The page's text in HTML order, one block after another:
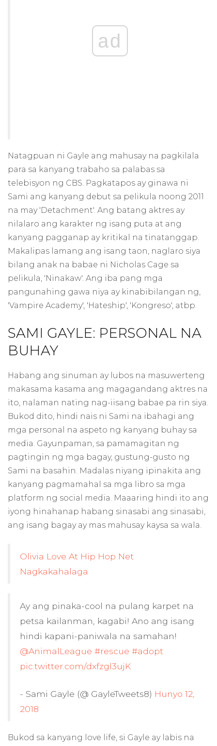
ad
Natagpuan ni Gayle ang mahusay na pagkilala
para sa kanyang trabaho sa palabas sa
telebisyon ng CBS. Pagkatapos ay ginawa ni
Sami ang kanyang debut sa pelikula noong 2011
na may 'Detachment'. Ang batang aktres ay
nilalaro ang karakter ng isang puta at ang
kanyang pagganap ay kritikal na tinatanggap.
Makalipas lamang ang isang taon, naglaro siya
bilang anak na babae ni Nicholas Cage sa
pelikula, 'Ninakaw'. Ang iba pang mga
pangunahing gawa niya ay kinabibilangan ng,
'Vampire Academy', 'Hateship', 'Kongreso', atbp.
SAMI GAYLE: PERSONAL NA
BUHAY
Habang ang sinuman ay lubos na masuwerteng
makasama kasama ang magagandang aktres na
ito, nalaman nating nag-iisang babae pa rin siya.
Bukod dito, hindi nais ni Sami na ibahagi ang
mga personal na aspeto ng kanyang buhay sa
media. Gayunpaman, sa pamamagitan ng
pagtingin ng mga bagay, gustung-gusto ng
Sami na basahin. Madalas niyang ipinakita ang
kanyang pagmamahal sa mga libro sa mga
platform ng social media. Maaaring hindi ito ang
iyong hinahanap habang sinasabi ang sinasabi,
ang isang bagay ay mas mahusay kaysa sa wala.
Olivia Love At Hip Hop Net
Nagkakahalaga
Ay ang pinaka-cool na pulang karpet na
petsa kailanman, kagabi! Ano ang isang
hindi kapani-paniwala na samahan!
@AnimalLeague #rescue #adopt
pic.twitter.com/dxfzgl3ujK
- Sami Gayle (@ GayleTweets8) Hunyo 12,
2018
Bukod sa kanyang love life, si Gayle ay labis na